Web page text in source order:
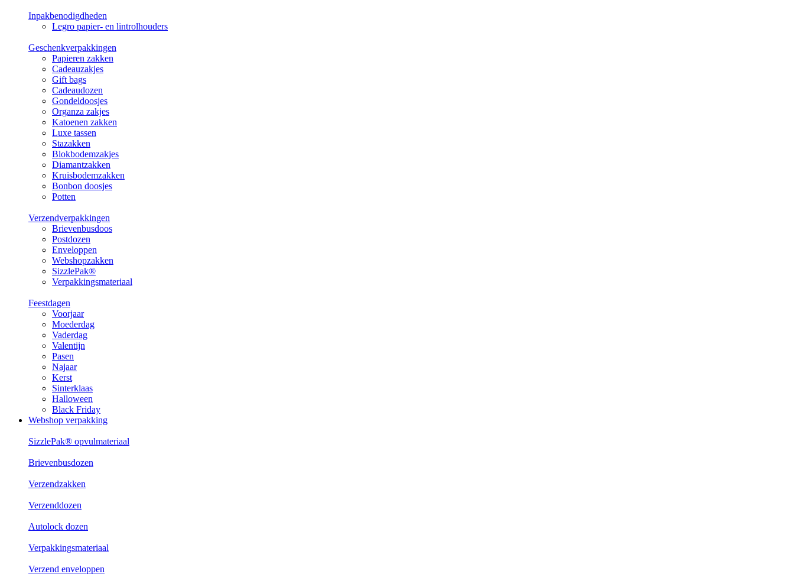
Inpakbenodigdheden
Legro papier- en lintrolhouders
Geschenkverpakkingen
Papieren zakken
Cadeauzakjes
Gift bags
Cadeaudozen
Gondeldoosjes
Organza zakjes
Katoenen zakken
Luxe tassen
Stazakken
Blokbodemzakjes
Diamantzakken
Kruisbodemzakken
Bonbon doosjes
Potten
Verzendverpakkingen
Brievenbusdoos
Postdozen
Enveloppen
Webshopzakken
SizzlePak®
Verpakkingsmateriaal
Feestdagen
Voorjaar
Moederdag
Vaderdag
Valentijn
Pasen
Najaar
Kerst
Sinterklaas
Halloween
Black Friday
Webshop verpakking
SizzlePak® opvulmateriaal
Brievenbusdozen
Verzendzakken
Verzenddozen
Autolock dozen
Verpakkingsmateriaal
Verzend enveloppen